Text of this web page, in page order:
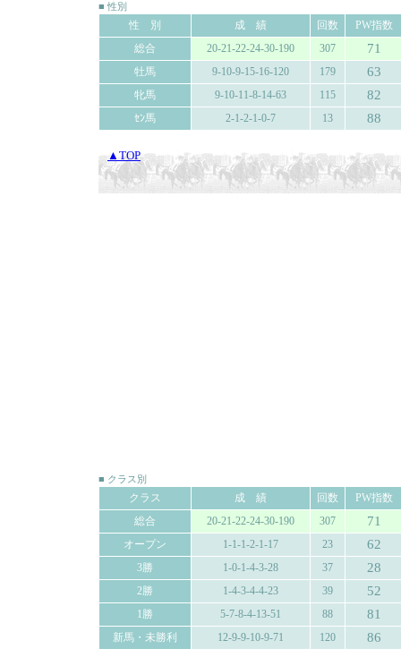
■ 性別
性 別 成 績 回数
PW指数
総合
20-21-22-24-30-190 307 71
牡馬 9-10-9-15-16-120 179 63
牝馬 9-10-11-8-14-63 115 82
ｾﾝ馬 2-1-2-1-0-7 13 88
▲TOP
■ クラス別
クラス 成 績 回数
PW指数
総合
20-21-22-24-30-190 307 71
オープン 1-1-1-2-1-17 23 62
3勝 1-0-1-4-3-28 37 28
2勝 1-4-3-4-4-23 39 52
1勝 5-7-8-4-13-51 88 81
新馬・未勝利 12-9-9-10-9-71 120 86